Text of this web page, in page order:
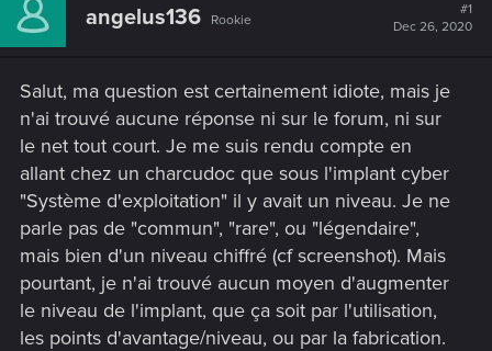
angelus136 Rookie
#1
Dec 26, 2020
Salut, ma question est certainement idiote, mais je
n'ai trouvé aucune réponse ni sur le forum, ni sur
le net tout court. Je me suis rendu compte en
allant chez un charcudoc que sous l'implant cyber
"Système d'exploitation" il y avait un niveau. Je ne
parle pas de "commun", "rare", ou "légendaire",
mais bien d'un niveau chiffré (cf screenshot). Mais
pourtant, je n'ai trouvé aucun moyen d'augmenter
le niveau de l'implant, que ça soit par l'utilisation,
les points d'avantage/niveau, ou par la fabrication.